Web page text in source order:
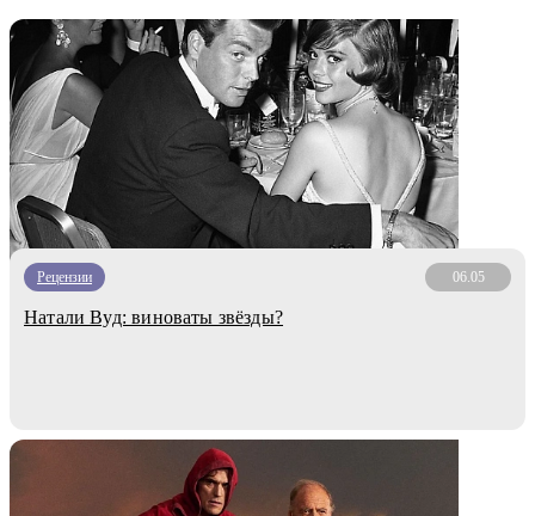
Рецензии 06.05
Натали Вуд: виноваты звёзды?